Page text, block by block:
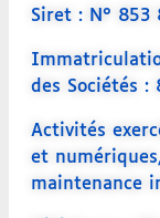
Siret : N° 853
des Sociétés :
Activités
et
maintenance